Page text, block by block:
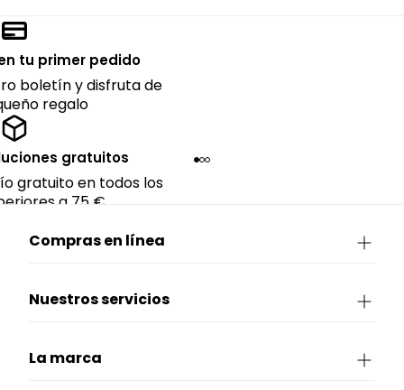
tu primer pedido
boletín y disfruta de
regalo
gratuitos
gratuito en todos los
a 75 €.
Compras en línea
Nuestros servicios
La marca